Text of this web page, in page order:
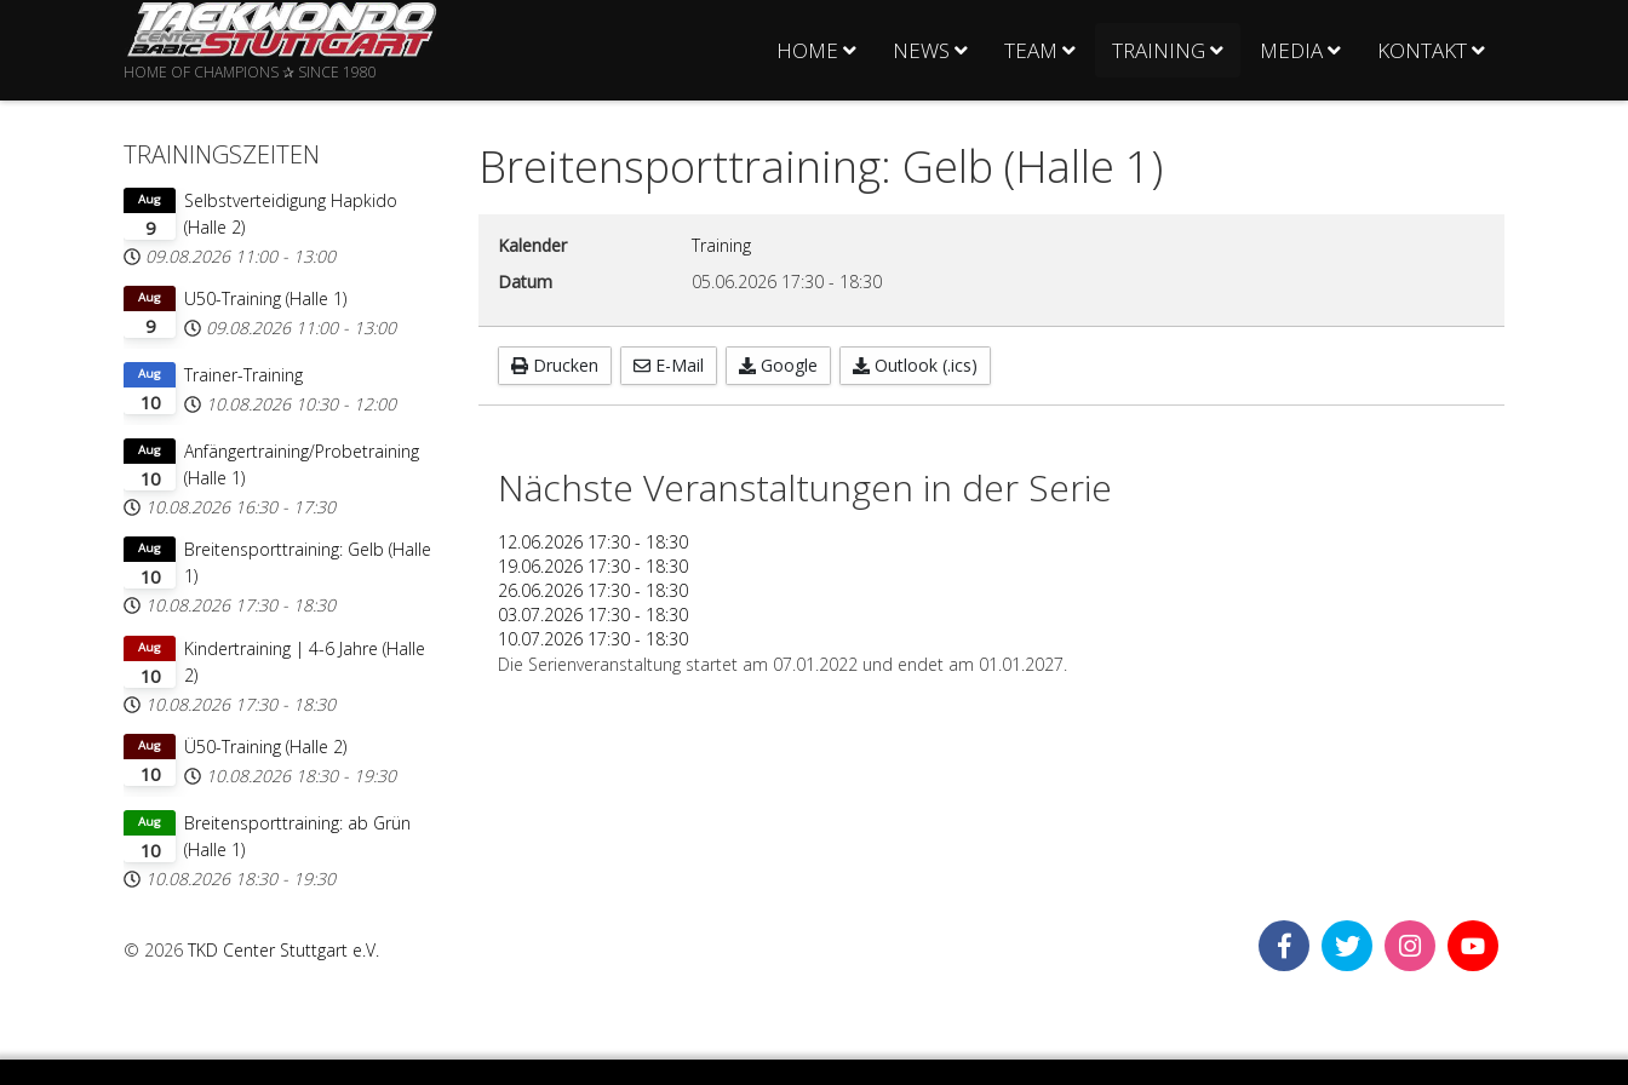
HOME OF CHAMPIONS ✰ SINCE 1980
HOME NEWS TEAM TRAINING MEDIA KONTAKT
TRAININGSZEITEN
9
Aug
Selbstverteidigung Hapkido
(Halle 2)
09.08.2026 11:00 - 13:00
9
Aug
U50-Training (Halle 1)
09.08.2026 11:00 - 13:00
10
Aug
Trainer-Training
10.08.2026 10:30 - 12:00
10
Aug
Anfängertraining/Probetraining
(Halle 1)
10.08.2026 16:30 - 17:30
10
Aug
Breitensporttraining: Gelb (Halle
1)
10.08.2026 17:30 - 18:30
10
Aug
Kindertraining | 4-6 Jahre (Halle
2)
10.08.2026 17:30 - 18:30
10
Aug
Ü50-Training (Halle 2)
10.08.2026 18:30 - 19:30
10
Aug
Breitensporttraining: ab Grün
(Halle 1)
10.08.2026 18:30 - 19:30
Breitensporttraining: Gelb (Halle 1)
Kalender
Training
Datum
05.06.2026 17:30 - 18:30
Drucken E-Mail Google Outlook (.ics)
Nächste Veranstaltungen in der Serie
12.06.2026 17:30 - 18:30
19.06.2026 17:30 - 18:30
26.06.2026 17:30 - 18:30
03.07.2026 17:30 - 18:30
10.07.2026 17:30 - 18:30
Die Serienveranstaltung startet am 07.01.2022 und endet am 01.01.2027.
© 2026TKD Center Stuttgart e.V.